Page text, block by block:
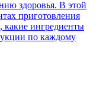
здоровья. В этой
приготовления
какие ингредиенты
по каждому